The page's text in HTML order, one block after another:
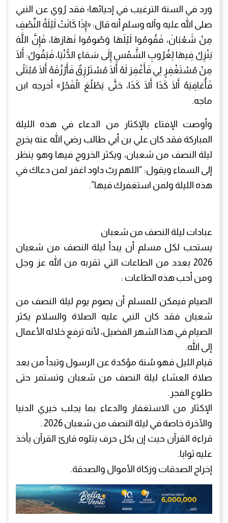
ورد في السنة الترغيب في إحيائها؛ فقد رُوي عن النبي
صلى الله عليه وآله وسلم أنه قال: «إِذَا كَانَتْ لَيْلَةُ النِّصْفِ
مِنْ شَعْبَانَ، فَقُومُوا لَيْلَهَا وَصُومُوا نَهَارَهَا، فَإِنَّ اللَّهَ
يَنْزِلُ فِيهَا لِغُرُوبِ الشَّمْسِ إِلَى سَمَاءِ الدُّنْيَا، فَيَقُولُ: أَلَا
مِنْ مُسْتَغْفِرٍ لِي فَأَغْفِرَ لَهُ أَلَا مُسْتَرْزِقٌ فَأَرْزُقَهُ أَلَا مُبْتَلًى
فَأُعَافِيَهُ أَلَا كَذَا أَلَا كَذَا، حَتَّى يَطْلُعَ الْفَجْرُ» أخرجه ابن
ماجه.
وأوصت الإفتاء بالإكثار من الدعاء في هذه الليلة
المباركة فقد كان علي بن أبي طالب رضي الله عنه يخرج
ليلة النصف من شعبان، ويكثر الخروج فيها وهو ينظر
إلى السماء ويقول: “اللهم ربّ داود اغفر لمن دعاك في
هذه الليلة ولمن استغفرك فيها”.
عبادات ليلة النصف من شعبان
يستحب لكل مسلم أن يبدأ ليلة النصف من شعبان
2026 بعدد من الطاعات التي تقربه من الله عز وجل
ومن أحب هذه الطاعات :
الصيام فيمكن للمسلم أن يصوم يوم ليلة النصف من
شعبان فقد كان النبي عليه الصلاة والسلام يكثر
الصيام في هذا الشهر الفضيل، لأنه ترفع خلاله الأعمال
إلى الله.
قيام الليل فهو سُنة مؤكدة عن الرسول وتبدأ من بعد
صلاة العشاء ليلة النصف من شعبان وتستمر حتى
طلوع الفجر.
الإكثار من الاستغفار والدعاء بما يجلب خيري الدنيا
والآخرة خاصة في ليلة النصف من شعبان 2026 .
قراءة القرآن حيث إن بكل حرف يتلوه قارئ القرآن يأخذ
عليه ثوابا.
إخراج الصدقات وزكاة الأموال والصدقة.